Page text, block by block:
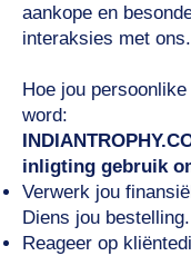
aankope en
interaksies met ons.
Hoe jou
word:
inligting gebruik
Verwerk jou
Diens jou bestelling.
Reageer op